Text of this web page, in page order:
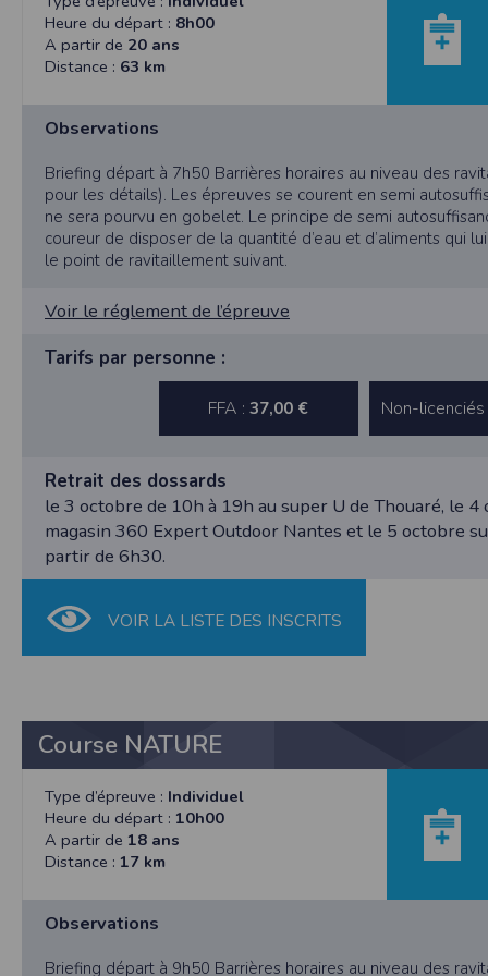
Heure du départ : 8h00
A partir de 20 ans
Distance : 63 km
Observations
Briefing départ à 7h50 Barrières horaires au niveau des
pour les détails). Les épreuves se courent en semi
ne sera pourvu en gobelet. Le principe de semi
coureur de disposer de la quantité d’eau et d’aliments qui
le point de ravitaillement suivant.
Voir le réglement de l’épreuve
Tarifs par personne :
FFA :37,00 € Non-licenciés
Retrait des dossards
le 3 octobre de 10h à 19h au super U de Thouaré, le
magasin 360 Expert Outdoor Nantes et le 5 octobre
partir de 6h30.
VOIR LA LISTE DES INSCRITS
Course NATURE
Type d’épreuve : Individuel
Heure du départ : 10h00
A partir de 18 ans
Distance : 17 km
Observations
Briefing départ à 9h50 Barrières horaires au niveau des
et concernent, a minima, votre identifiant,
de mettre en œuvre un procédé
fonctionnelle sans l’acceptation de
bonne exécution de la prestation. Les
agrégées dans le but d’établir des
demande en ce sens via l'email contact
Sécurité des données collectées
L'accès au serveur et à l'interface
organisationnelles appropriées ont été
données personnelles du Participant,
ne pas les activer dans son événement.
Droit applicable
Tant le présent site que les modalités
éventuelle, et après l’échec de toute
Pour toute question relative aux
SAS TIMEPULSE
96 rue du parc - Varades
44370 LoireAuxence
F.F.A :Pour ce qui concerne les épreuves
CNIL :
Conditions d’utilisation - Mentions légales -
Vous pouvez accèder aux informations
données vous concernant.
Conditions générales
nous ne suivons pas la localisation de